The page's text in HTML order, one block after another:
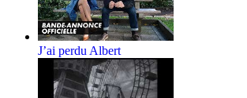
J’ai perdu Albert